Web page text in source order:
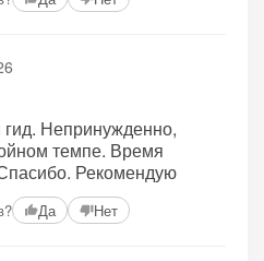
Непринужденно,
темпе. Время
Рекомендую
Да Нет